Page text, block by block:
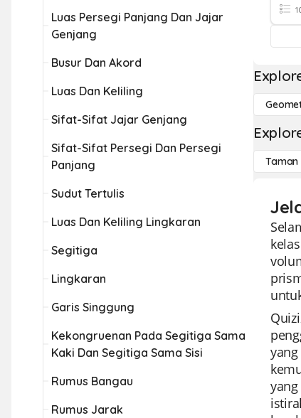
Luas Persegi Panjang Dan Jajar
Genjang
Busur Dan Akord
Luas Dan Keliling
Sifat-Sifat Jajar Genjang
Sifat-Sifat Persegi Dan Persegi
Panjang
Sudut Tertulis
Luas Dan Keliling Lingkaran
Segitiga
Lingkaran
Garis Singgung
Kekongruenan Pada Segitiga Sama
Kaki Dan Segitiga Sama Sisi
Rumus Bangau
Rumus Jarak
Taman